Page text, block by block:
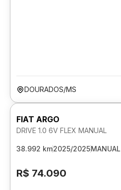
DOURADOS/MS
FIAT ARGO
DRIVE 1.0 6V FLEX MANUAL
38.992 km2025/2025MANUAL
R$ 74.090